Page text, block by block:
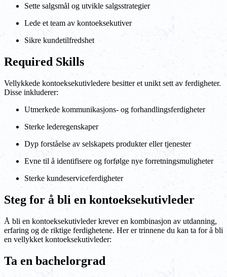
Sette salgsmål og utvikle salgsstrategier
Lede et team av kontoeksekutiver
Sikre kundetilfredshet
Required Skills
Vellykkede kontoeksekutivledere besitter et unikt sett av ferdigheter.
Disse inkluderer:
Utmerkede kommunikasjons- og forhandlingsferdigheter
Sterke lederegenskaper
Dyp forståelse av selskapets produkter eller tjenester
Evne til å identifisere og forfølge nye forretningsmuligheter
Sterke kundeserviceferdigheter
Steg for å bli en kontoeksekutivleder
Å bli en kontoeksekutivleder krever en kombinasjon av utdanning,
erfaring og de riktige ferdighetene. Her er trinnene du kan ta for å bli
en vellykket kontoeksekutivleder:
Ta en bachelorgrad